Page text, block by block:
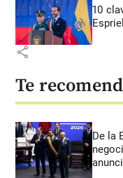
10
share
Te
De la